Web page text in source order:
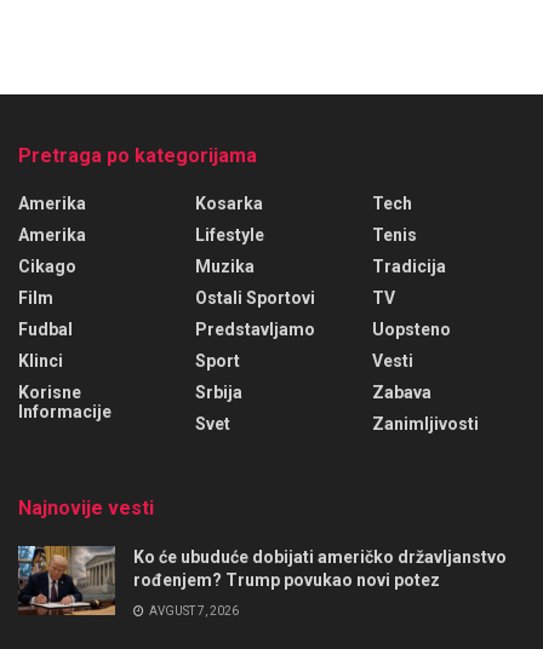
Pretraga po kategorijama
Amerika
Amerika
Cikago
Film
Fudbal
Klinci
Korisne
Informacije
Kosarka
Lifestyle
Muzika
Ostali Sportovi
Predstavljamo
Sport
Srbija
Svet
Tech
Tenis
Tradicija
TV
Uopsteno
Vesti
Zabava
Zanimljivosti
Najnovije vesti
Ko će ubuduće dobijati američko državljanstvo
rođenjem? Trump povukao novi potez
AVGUST 7, 2026